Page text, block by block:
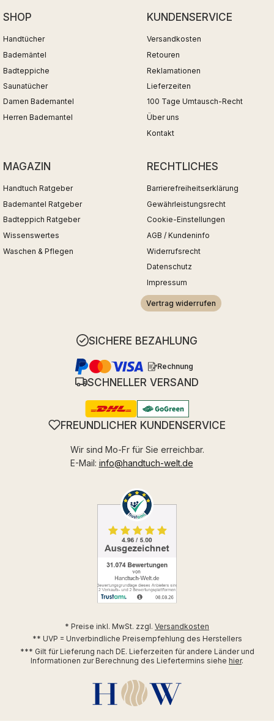
SHOP
Handtücher
Bademäntel
Badteppiche
Saunatücher
Damen Bademantel
Herren Bademantel
KUNDENSERVICE
Versandkosten
Retouren
Reklamationen
Lieferzeiten
100 Tage Umtausch-Recht
Über uns
Kontakt
MAGAZIN
Handtuch Ratgeber
Bademantel Ratgeber
Badteppich Ratgeber
Wissenswertes
Waschen & Pflegen
RECHTLICHES
Barrierefreiheitserklärung
Gewährleistungsrecht
Cookie-Einstellungen
AGB / Kundeninfo
Widerrufsrecht
Datenschutz
Impressum
Vertrag widerrufen
SICHERE BEZAHLUNG
Rechnung
SCHNELLER VERSAND
FREUNDLICHER KUNDENSERVICE
Wir sind Mo-Fr für Sie erreichbar.
E-Mail: info@handtuch-welt.de
* Preise inkl. MwSt. zzgl. Versandkosten
** UVP = Unverbindliche Preisempfehlung des Herstellers
*** Gilt für Lieferung nach DE. Lieferzeiten für andere Länder und
Informationen zur Berechnung des Liefertermins siehe hier.